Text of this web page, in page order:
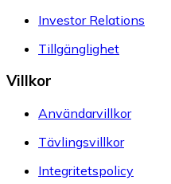
Investor Relations
Tillgänglighet
Villkor
Användarvillkor
Tävlingsvillkor
Integritetspolicy